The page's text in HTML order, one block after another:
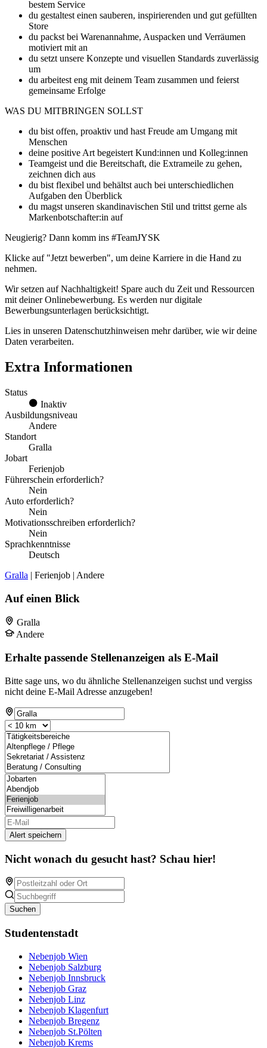
bestem Service
du gestaltest einen sauberen, inspirierenden und gut gefüllten
Store
du packst bei Warenannahme, Auspacken und Verräumen
motiviert mit an
du setzt unsere Konzepte und visuellen Standards zuverlässig
um
du arbeitest eng mit deinem Team zusammen und feierst
gemeinsame Erfolge
WAS DU MITBRINGEN SOLLST
du bist offen, proaktiv und hast Freude am Umgang mit
Menschen
deine positive Art begeistert Kund:innen und Kolleg:innen
Teamgeist und die Bereitschaft, die Extrameile zu gehen,
zeichnen dich aus
du bist flexibel und behältst auch bei unterschiedlichen
Aufgaben den Überblick
du magst unseren skandinavischen Stil und trittst gerne als
Markenbotschafter:in auf
Neugierig? Dann komm ins #TeamJYSK
Klicke auf "Jetzt bewerben", um deine Karriere in die Hand zu
nehmen.
Wir setzen auf Nachhaltigkeit! Spare auch du Zeit und Ressourcen
mit deiner Onlinebewerbung. Es werden nur digitale
Bewerbungsunterlagen berücksichtigt.
Lies in unseren Datenschutzhinweisen mehr darüber, wie wir deine
Daten verarbeiten.
Extra Informationen
Status
Inaktiv
Ausbildungsniveau
Andere
Standort
Gralla
Jobart
Ferienjob
Führerschein erforderlich?
Nein
Auto erforderlich?
Nein
Motivationsschreiben erforderlich?
Nein
Sprachkenntnisse
Deutsch
Gralla | Ferienjob | Andere
Auf einen Blick
Gralla
Andere
Erhalte passende Stellenanzeigen als E-Mail
Bitte sage uns, wo du ähnliche Stellenanzeigen suchst und vergiss
nicht deine E-Mail Adresse anzugeben!
Alert speichern
Nicht wonach du gesucht hast? Schau hier!
Suchen
Studentenstadt
Nebenjob Wien
Nebenjob Salzburg
Nebenjob Innsbruck
Nebenjob Graz
Nebenjob Linz
Nebenjob Klagenfurt
Nebenjob Bregenz
Nebenjob St.Pölten
Nebenjob Krems